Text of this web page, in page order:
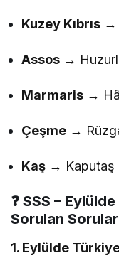
Kuzey Kıbrıs →
Assos →
Marmaris →
Çeşme →
Kaş → Kaputaş
❓ SSS –
Sorulan Sorular
1. Eylülde